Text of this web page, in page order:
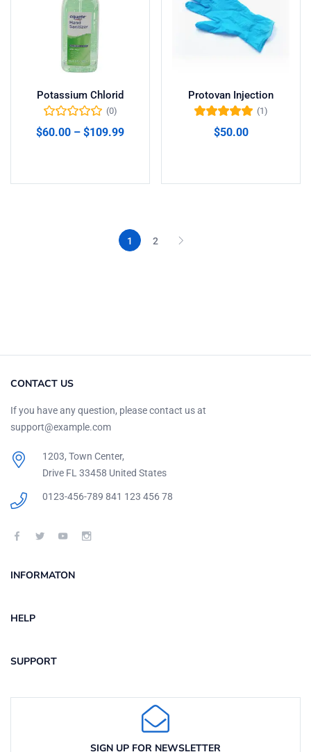
Potassium Chlorid
(0)
$60.00 – $109.99
Protovan Injection
de 5
(1)
$50.00
1 2
CONTACT US
If you have any question, please contact us at
support@example.com
1203, Town Center,
Drive FL 33458 United States
0123-456-789 841 123 456 78
INFORMATON
HELP
SUPPORT
SIGN UP FOR NEWSLETTER